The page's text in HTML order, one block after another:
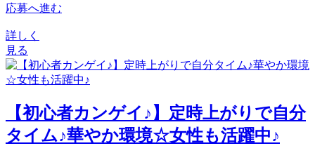
応募へ進む
詳しく
見る
【初心者カンゲイ♪】定時上がりで自分
タイム♪華やか環境☆女性も活躍中♪